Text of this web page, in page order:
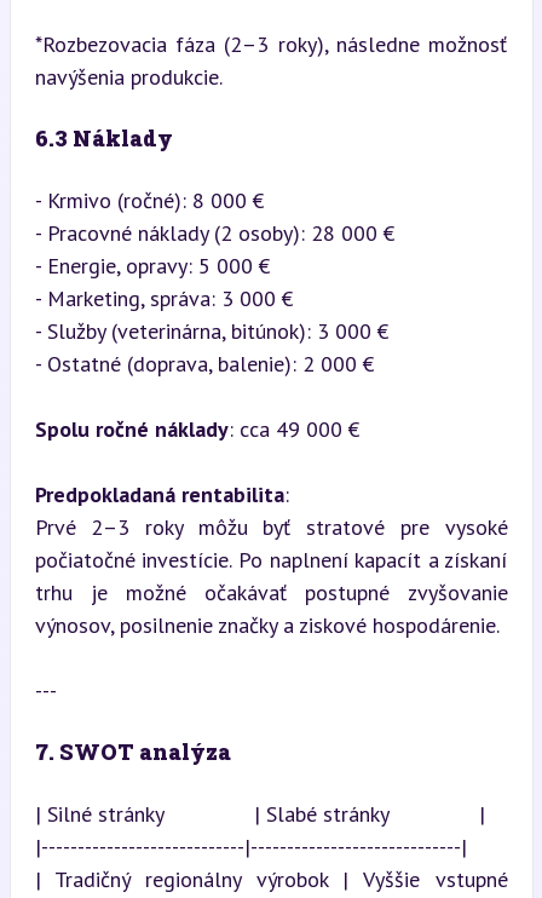
*Rozbezovacia fáza (2–3 roky), následne možnosť
navýšenia produkcie.
6.3 Náklady
- Krmivo (ročné): 8 000 €
- Pracovné náklady (2 osoby): 28 000 €
- Energie, opravy: 5 000 €
- Marketing, správa: 3 000 €
- Služby (veterinárna, bitúnok): 3 000 €
- Ostatné (doprava, balenie): 2 000 €
Spolu ročné náklady: cca 49 000 €
Predpokladaná rentabilita:
Prvé 2–3 roky môžu byť stratové pre vysoké
počiatočné investície. Po naplnení kapacít a získaní
trhu je možné očakávať postupné zvyšovanie
výnosov, posilnenie značky a ziskové hospodárenie.
---
7. SWOT analýza
| Silné stránky               | Slabé stránky               |
|----------------------------|-----------------------------|
| Tradičný regionálny výrobok | Vyššie vstupné